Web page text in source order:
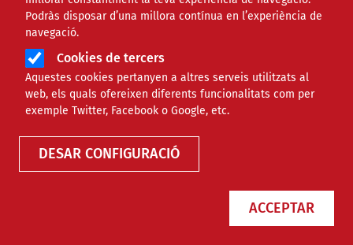
Podràs disposar d’una millora contínua en l’experiència de
navegació.
Cookies de tercers
Aquestes cookies pertanyen a altres serveis utilitzats al
web, els quals ofereixen diferents funcionalitats com per
exemple Twitter, Facebook o Google, etc.
DESAR CONFIGURACIÓ
ACCEPTAR
Agenda